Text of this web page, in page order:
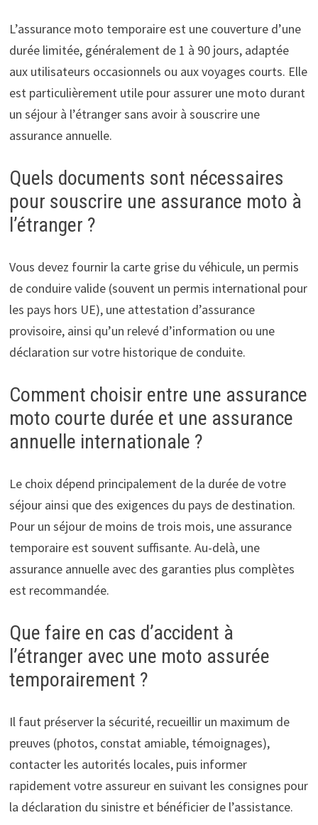
L’assurance moto temporaire est une couverture d’une
durée limitée, généralement de 1 à 90 jours, adaptée
aux utilisateurs occasionnels ou aux voyages courts. Elle
est particulièrement utile pour assurer une moto durant
un séjour à l’étranger sans avoir à souscrire une
assurance annuelle.
Quels documents sont nécessaires
pour souscrire une assurance moto à
l’étranger ?
Vous devez fournir la carte grise du véhicule, un permis
de conduire valide (souvent un permis international pour
les pays hors UE), une attestation d’assurance
provisoire, ainsi qu’un relevé d’information ou une
déclaration sur votre historique de conduite.
Comment choisir entre une assurance
moto courte durée et une assurance
annuelle internationale ?
Le choix dépend principalement de la durée de votre
séjour ainsi que des exigences du pays de destination.
Pour un séjour de moins de trois mois, une assurance
temporaire est souvent suffisante. Au-delà, une
assurance annuelle avec des garanties plus complètes
est recommandée.
Que faire en cas d’accident à
l’étranger avec une moto assurée
temporairement ?
Il faut préserver la sécurité, recueillir un maximum de
preuves (photos, constat amiable, témoignages),
contacter les autorités locales, puis informer
rapidement votre assureur en suivant les consignes pour
la déclaration du sinistre et bénéficier de l’assistance.